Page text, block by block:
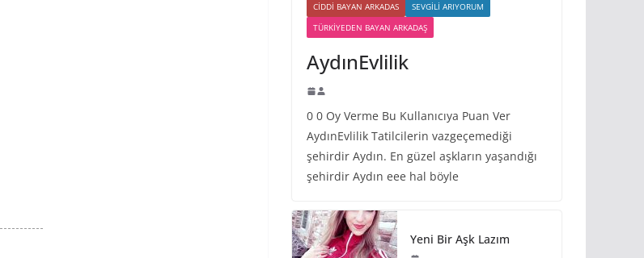
CIDDI BAYAN ARKADAS
SEVGILI ARIYORUM
TÜRKIYEDEN BAYAN ARKADAŞ
AydınEvlilik
0 0 Oy Verme Bu Kullanıcıya Puan Ver
AydınEvlilik Tatilcilerin vazgeçemediği
şehirdir Aydın. En güzel aşkların yaşandığı
şehirdir Aydın eee hal böyle
Yeni Bir Aşk Lazım